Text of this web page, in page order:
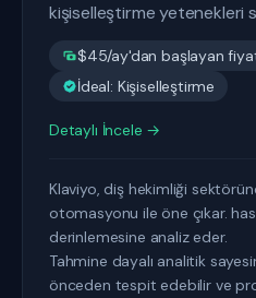
kişiselleştirme yetenekleri
$45/ay'dan başlayan
İdeal: Kişiselleştirme
Detaylı İncele →
Klaviyo, diş hekimliği
otomasyonu ile öne çıkar.
derinlemesine analiz eder.
Tahmine dayalı analitik
önceden tespit edebilir ve